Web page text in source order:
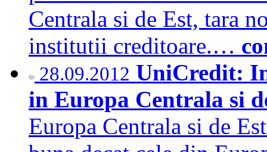
Centrala si de Est, tara
institutii creditoare.…
28.09.2012 UniCredit:
in Europa Centrala si
Europa Centrala si de